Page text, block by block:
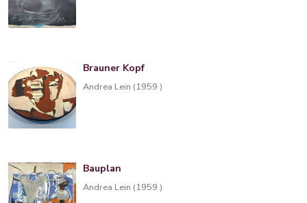
Brauner Kopf
Andrea Lein (1959 )
Bauplan
Andrea Lein (1959 )